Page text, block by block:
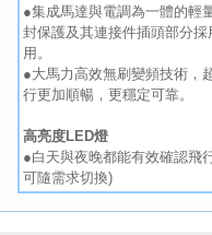
●集成馬達與電調為一體的輕
封保護及其連接件插頭部分
用。
●大馬力高效無刷變頻技術，
行更加順暢，更穩定可靠。
高亮度LED燈
●白天與夜晚都能有效確認飛
可隨需求切換)